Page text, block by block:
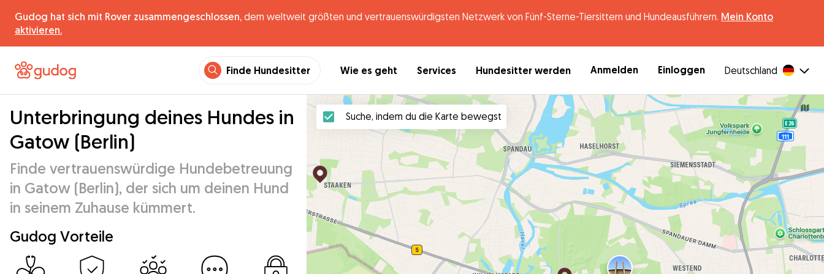
Gudog hat sich mit Rover zusammengeschlossen, dem weltweit größten und vertrauenswürdigsten Netzwerk von Fünf-Sterne-Tiersittern und Hundeausführern. Mein Konto
aktivieren.
Finde Hundesitter Wie es geht Services Hundesitter werden Anmelden Einloggen Deutschland
Unterbringung deines Hundes in
Gatow (Berlin)
Finde vertrauenswürdige Hundebetreuung
in Gatow (Berlin), der sich um deinen Hund
in seinem Zuhause kümmert.
Gudog Vorteile
Suche, indem du die Karte bewegst